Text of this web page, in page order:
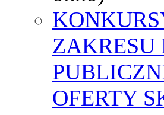
ZAKRESU
OFERTY